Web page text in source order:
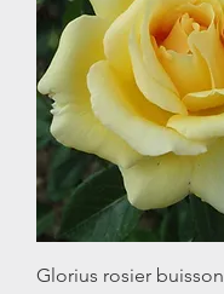
Glorius rosier buisson